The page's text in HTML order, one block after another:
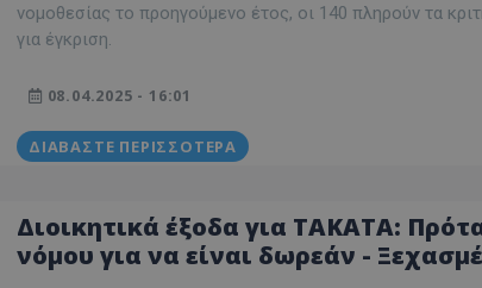
νομοθεσίας το προηγούμενο έτος, οι 140 πληρούν τα
για έγκριση.
08.04.2025 - 16:01
ΔΙΑΒΆΣΤΕ ΠΕΡΙΣΣΌΤΕΡΑ
Διοικητικά έξοδα για ΤΑΚΑΤΑ:
νόμου για να είναι δωρεάν -